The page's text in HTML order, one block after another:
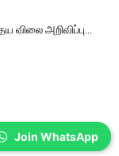
விலை அறிவிப்பு…
Join WhatsApp